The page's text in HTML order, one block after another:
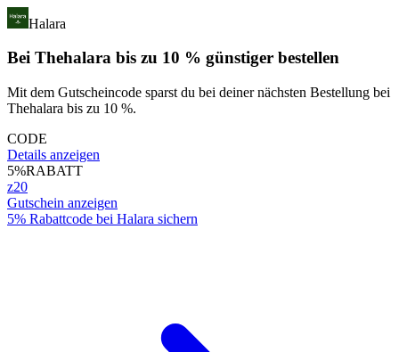
Halara
Bei Thehalara bis zu 10 % günstiger bestellen
Mit dem Gutscheincode sparst du bei deiner nächsten Bestellung bei
Thehalara bis zu 10 %.
CODE
Details anzeigen
5%RABATT
z20
Gutschein anzeigen
5% Rabattcode bei Halara sichern